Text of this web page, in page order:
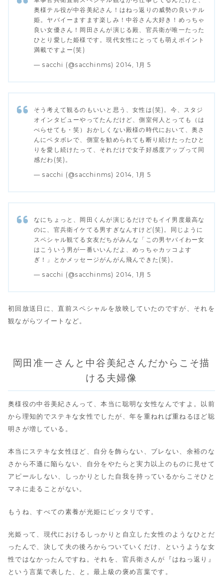
奥様テル役が中谷美紀さん！はねっ返りの威勢の良いテル
姫。ヤバイーますます楽しみ！中谷さん大好き！めっちゃ
良い女優さん！岡田さんが演じる殿、官兵衛が唯一たった
ひとり愛した姫様です。現代女性にとっても萌えポイント
満載ですよー(笑)
— sacchi (@sacchinms) 2014, 1月 5
そう考えて観るのもいいと思う、女性は(笑)。今、スタジ
オインタビューやってたんだけど、側室何人とっても（は
べらせても・笑）おかしくない殿様の時代において、奥さ
んにベタボレで、側室を勧められても断り続けたったひと
りを愛し続けたって、それだけで女子好感度アップって同
感だわ(笑)。
— sacchi (@sacchinms) 2014, 1月 5
なにちょっと、岡田くんが演じるだけでもイイ男度最高な
のに、官兵衛イケてる男すぎなんすけど(笑)。同じように
スペシャル観てる女友だちがみんな「この男ヤバイわー女
はこういう男が一番いいんだよ、めっちゃカッコよす
ぎ！」とかメッセージがんがん飛んできた(笑)。
— sacchi (@sacchinms) 2014, 1月 5
初回放送日に、直前スペシャルを放映していたのですが、それを
観ながらツイートなど。
岡田准一さんと中谷美紀さんだからこそ描
ける夫婦像
奥様役の中谷美紀さんって、本当に聡明な女性なんですよ。以前
から理知的でステキな女性でしたが、年を重ねれば重ねるほど聡
明さが増している。
本当にステキな女性ほど、自分を飾らない、ブレない、余裕のな
さから不遜に陥らない、自分をやたらと実力以上のものに見せて
アピールしない、しっかりとした自我を持っているからこそひと
マネに走ることがない。
もうね、すべての素養が光姫にピッタリです。
光姫って、現代におけるしっかりと自立した女性のようなひとだ
ったんで、決して夫の後ろからついていくだけ、というような女
性ではなかったんですね。それを、官兵衛さんが『はねっ返り』
という言葉で表した、と。最上級の褒め言葉です。